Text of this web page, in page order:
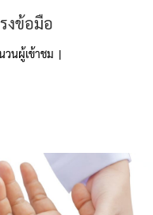
งข้อมือ
วนผู้เข้าชม |